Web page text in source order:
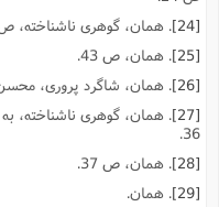
. همان، گوهرى ناشناخته، ص
. همان، ص 43.
. همان، شاگرد پرورى، محسن
. همان، گوهرى ناشناخته،
36.
. همان، ص 37.
. همان.